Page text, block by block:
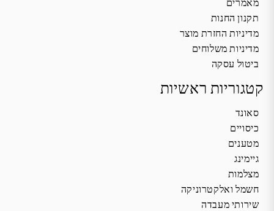
תקנון החנות
מדיניות החזרת מוצר
מדיניות משלוחים
ביטול עסקה
קטגוריות ראשיות
סאונד
כיסויים
מטענים
גיימינג
מצלמות
חשמל ואלקטרוניקה
שירותי מעבדה